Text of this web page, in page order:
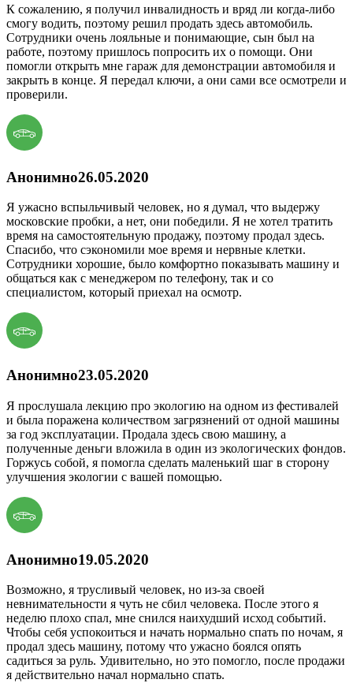
К сожалению, я получил инвалидность и вряд ли когда-либо
смогу водить, поэтому решил продать здесь автомобиль.
Сотрудники очень лояльные и понимающие, сын был на
работе, поэтому пришлось попросить их о помощи. Они
помогли открыть мне гараж для демонстрации автомобиля и
закрыть в конце. Я передал ключи, а они сами все осмотрели и
проверили.
Анонимно26.05.2020
Я ужасно вспыльчивый человек, но я думал, что выдержу
московские пробки, а нет, они победили. Я не хотел тратить
время на самостоятельную продажу, поэтому продал здесь.
Спасибо, что сэкономили мое время и нервные клетки.
Сотрудники хорошие, было комфортно показывать машину и
общаться как с менеджером по телефону, так и со
специалистом, который приехал на осмотр.
Анонимно23.05.2020
Я прослушала лекцию про экологию на одном из фестивалей
и была поражена количеством загрязнений от одной машины
за год эксплуатации. Продала здесь свою машину, а
полученные деньги вложила в один из экологических фондов.
Горжусь собой, я помогла сделать маленький шаг в сторону
улучшения экологии с вашей помощью.
Анонимно19.05.2020
Возможно, я трусливый человек, но из-за своей
невнимательности я чуть не сбил человека. После этого я
неделю плохо спал, мне снился наихудший исход событий.
Чтобы себя успокоиться и начать нормально спать по ночам, я
продал здесь машину, потому что ужасно боялся опять
садиться за руль. Удивительно, но это помогло, после продажи
я действительно начал нормально спать.